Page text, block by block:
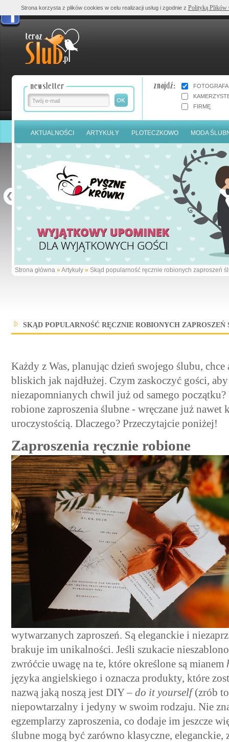
FOTOGRAFA
FIRMĘ
AKTUALNOŚCI ARTYKUŁY PLOTECZKOWO MODA
Strona główna »Artykuły » Skąd popularność ręcznie robionych zaproszeń
SKĄD POPULARNOŚĆ RĘCZNIE ROBIONYCH ZAPROSZEŃ
Każdy z Was, planując dzień swojego ślubu,
bliskich jak najdłużej. Czym zaskoczyć gości,
niezapomnianych chwil już od samego
robione zaproszenia ślubne - wręczane już
uroczystością. Dlaczego? Przeczytajcie poniżej!
Zaproszenia ręcznie robione
wytwarzanych zaproszeń. Są eleganckie i
brakuje im unikalności. Jeśli szukacie
zwróćcie uwagę na te, które określone są mianem
języka angielskiego i oznacza produkty, które
nazwą jaką noszą jest DIY – do it yourself(zrób
niepowtarzalny i jedyny w swoim rodzaju. Nie
egzemplarzy zaproszenia, co dodaje im jeszcze
ślubne mogą być zarówno klasyczne,
Strona korzysta z plików cookies w celu realizacji usług i zgodnie z Polityką Plików